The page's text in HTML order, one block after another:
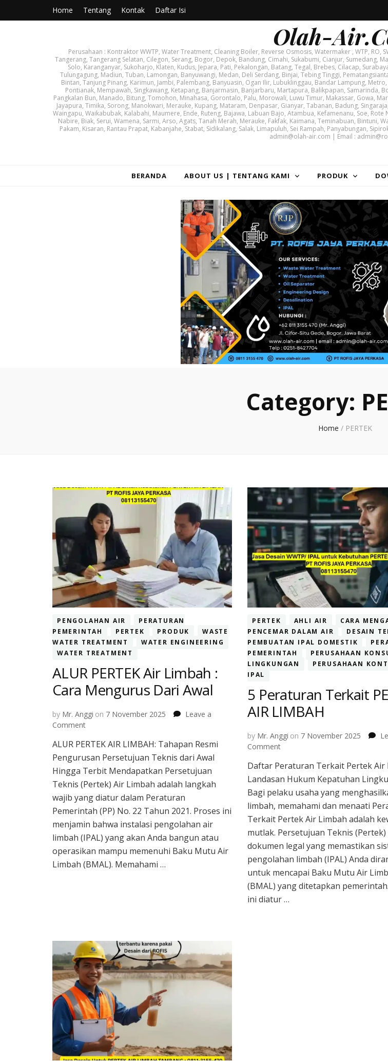
Home Tentang Kontak Daftar Isi
Olah-
Perusahaan : Kontraktor WWTP, Water Treatment, Cleaning Boiler, Reverse Osmosis, Watermaker , WTP, RO,
Tangerang, Tangerang Selatan, Cilegon, Serang, Bogor, Depok, Bandung, Cimahi, Sukabumi, Cianjur, Sumedang,
Solo, Karanganyar, Sukoharjo, Klaten, Kudus, Jepara, Pati, Pekalongan, Batang, Tegal, Brebes, Cilacap,
Tulungagung, Madiun, Tuban, Lamongan, Banyuwangi, Medan, Deli Serdang, Binjai, Tebing Tinggi,
Bintan, Tanjung Pinang, Karimun, Jambi, Palembang, Banyuasin, Ogan Ilir, Lubuklinggau, Bandar Lampung,
Pontianak, Mempawah, Singkawang, Ketapang, Banjarmasin, Banjarbaru, Martapura, Balikpapan, Samarinda,
Pangkalan Bun, Manado, Bitung, Tomohon, Minahasa, Gorontalo, Palu, Morowali, Luwu Timur, Makassar, Gowa,
Jayapura, Timika, Sorong, Manokwari, Merauke, Kupang, Mataram, Denpasar, Gianyar, Tabanan, Badung,
Waingapu, Waikabubak, Kalabahi, Maumere, Ende, Ruteng, Bajawa, Labuan Bajo, Atambua, Kefamenanu, Soe,
Nabire, Biak, Serui, Wamena, Sarmi, Arso, Agats, Tanah Merah, Merauke, Fakfak, Kaimana, Teminabuan, Bintuni,
Pakam, Kisaran, Rantau Prapat, Kabanjahe, Stabat, Sidikalang, Salak, Limapuluh, Sei Rampah, Panyabungan,
admin@olah-air.com | Email :
BERANDA ABOUT US | TENTANG KAMI PRODUK
Category:
Home / PERTEK
PENGOLAHAN AIR
PERATURAN
PEMERINTAH
PERTEK PRODUK
WASTE
WATER TREATMENT
WATER ENGINEERING
WATER TREATMENT
ALUR PERTEK Air Limbah :
Cara Mengurus Dari Awal
by Mr. Anggi on 7 November 2025
Leave a
Commenton
PERTEK
Air
Limbah
Cara
Mengurus
Dari
Awal
ALUR PERTEK AIR LIMBAH: Tahapan Resmi
Pengurusan Persetujuan Teknis dari Awal
Hingga Terbit Mendapatkan Persetujuan
Teknis (Pertek) Air Limbah adalah langkah
wajib yang diatur dalam Peraturan
Pemerintah (PP) No. 22 Tahun 2021. Proses ini
menjamin bahwa instalasi pengolahan air
limbah (IPAL) yang akan Anda bangun atau
operasikan mampu memenuhi Baku Mutu Air
Limbah (BMAL). Memahami …
PERTEK AHLI AIR
CARA
PENCEMAR DALAM AIR
DESAIN
PEMBUATAN IPAL DOMESTIK
PEMERINTAH
PERUSAHAAN
LINGKUNGAN
PERUSAHAAN
IPAL
5 Peraturan Terkait
AIR LIMBAH
by Mr. Anggi on 7 November 2025
Commenton
Peraturan
Terkait
PERTEK
LIMBAH
Daftar Peraturan Terkait Pertek Air
Landasan Hukum Kepatuhan
Bagi pelaku usaha yang
limbah, memahami dan menaati
Terkait Pertek Air Limbah adalah
mutlak. Persetujuan Teknis (Pertek)
dokumen legal yang memastikan
pengolahan limbah (IPAL) Anda
untuk mencapai Baku Mutu Air
(BMAL) yang ditetapkan
ini diatur …